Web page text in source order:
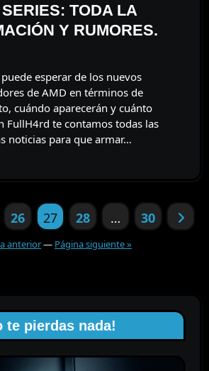
TODA LA
Y RUMORES.
de AMD en términos de
cuándo aparecerán y cuánto
FullH4rd te contamos todas las
noticias para que armar…
26 27 28 … 30
anterior— Página siguiente »
te pierdas nada!